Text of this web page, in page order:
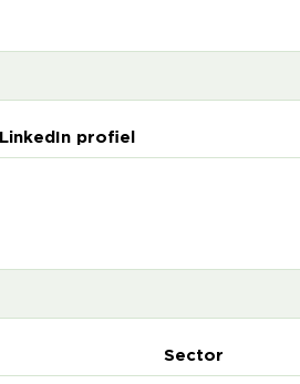
LinkedIn profiel
Sector